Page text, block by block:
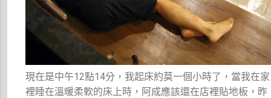
現在是中午12點14分，我起床約莫一個小時了，當我在家
裡睡在溫暖柔軟的床上時，阿成應該還在店裡貼地板，昨